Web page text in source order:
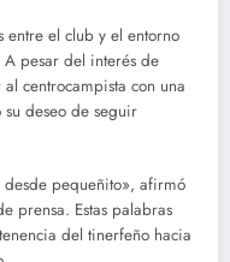
entre el club y el entorno
pesar del interés de
centrocampista con una
deseo de seguir
pequeñito», afirmó
prensa. Estas palabras
del tinerfeño hacia